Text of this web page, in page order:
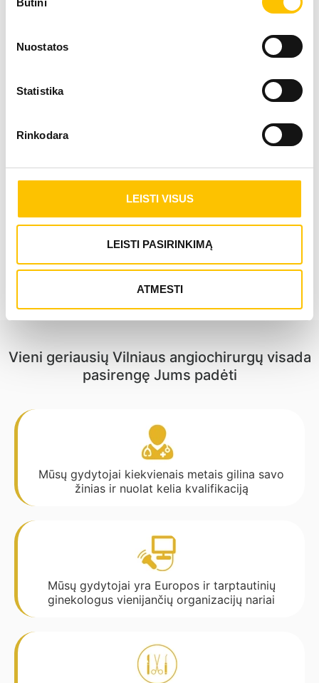
pasirinkimas
Nuostatos
Statistika
Rinkodara
LEISTI VISUS
LEISTI PASIRINKIMĄ
ATMESTI
Kitos angiochirurgijos paslaugos
KAKLO KRAUJAGYSLIŲ ECHOSKOPIJA
SUŽINOTI DAUGIAU
Vieni geriausių Vilniaus angiochirurgų visada
pasirengę Jums padėti
Mūsų gydytojai kiekvienais metais gilina savo
žinias ir nuolat kelia kvalifikaciją
Mūsų gydytojai yra Europos ir tarptautinių
ginekologus vienijančių organizacijų nariai